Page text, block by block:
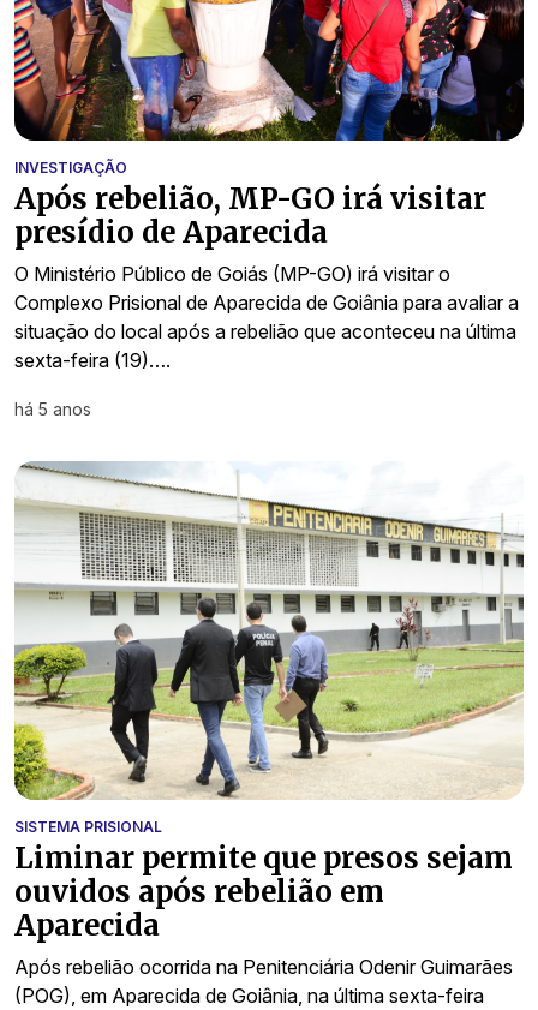
INVESTIGAÇÃO
Após rebelião, MP-GO irá visitar
presídio de Aparecida
O Ministério Público de Goiás (MP-GO) irá visitar o
Complexo Prisional de Aparecida de Goiânia para avaliar a
situação do local após a rebelião que aconteceu na última
sexta-feira (19)….
há 5 anos
SISTEMA PRISIONAL
Liminar permite que presos sejam
ouvidos após rebelião em
Aparecida
Após rebelião ocorrida na Penitenciária Odenir Guimarães
(POG), em Aparecida de Goiânia, na última sexta-feira